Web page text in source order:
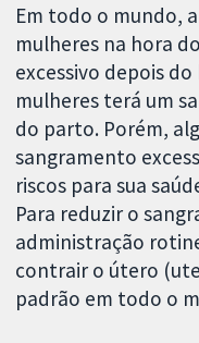
Em todo o mundo,
mulheres na hora
excessivo depois
mulheres terá um
do parto. Porém,
sangramento
riscos para sua
Para reduzir o
administração
contrair o útero
padrão em todo o